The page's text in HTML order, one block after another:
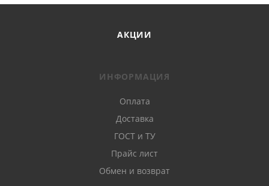
АКЦИИ
ИНФОРМАЦИЯ
Оплата
Доставка
ГОСТ и ТУ
Прайс лист
Обмен и возврат